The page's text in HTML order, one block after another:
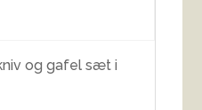
og gafel sæt i